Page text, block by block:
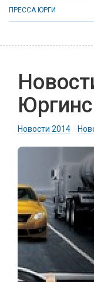
ПРЕССА ЮРГИ
Новости 2014